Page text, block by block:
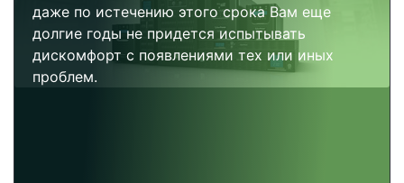
даже по истечению этого срока Вам еще
долгие годы не придется испытывать
дискомфорт с появлениями тех или иных
проблем.